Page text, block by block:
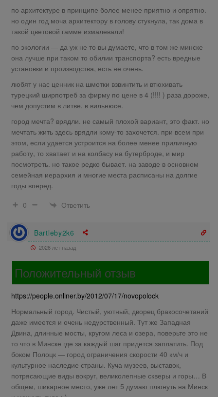
по архитектуре в принципе более менее приятно и опрятно.
но один год моча архитектору в голову стукнула, так дома в
такой цветовой гамме измалевали!
по экологии — да уж не то вы думаете, что в том же минске
она лучше при таком то обилии транспорта? есть вредные
установки и производства, есть не очень.
любят у нас ценник на шмотки взвинтить и втюхивать
турецкий ширпотреб за фирму по цене в 4 (!!!! ) раза дороже,
чем допустим в литве, в вильнюсе.
город мечта? врядли. не самый плохой вариант, это факт. но
мечтать жить здесь врядли кому-то захочется. при всем при
этом, если удается устроится на более менее приличную
работу, то хватает и на колбасу на бутерброде, и мир
посмотреть. но такое редко бывает. на заводе в основном
семейная иерархия и многие места расписаны на долгие
годы вперед.
0
Ответить
Bartleby2k6
2026 лет назад
Положительный отзыв
https://people.onliner.by/2012/07/17/novopolock
Нормальный город. Чистый, уютный, дворец бракосочетаний
даже имеется и очень недурственный. Тут же Западная
Двина, длинные мосты, кругом леса и озера, поверьте это не
то что в Минске где за каждый шаг придется заплатить. Под
боком Полоцк — город ограничения скорости 40 км/ч и
культурное наследие страны. Куча музеев, выставок,
потрясающие виды вокруг, великолепные скверы и горы… В
общем, шикарное место, уже лет 5 думаю плюнуть на Минск